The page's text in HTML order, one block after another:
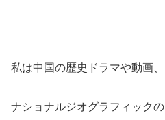
私は中国の歴史ドラマや動画、
ナショナルジオグラフィックの